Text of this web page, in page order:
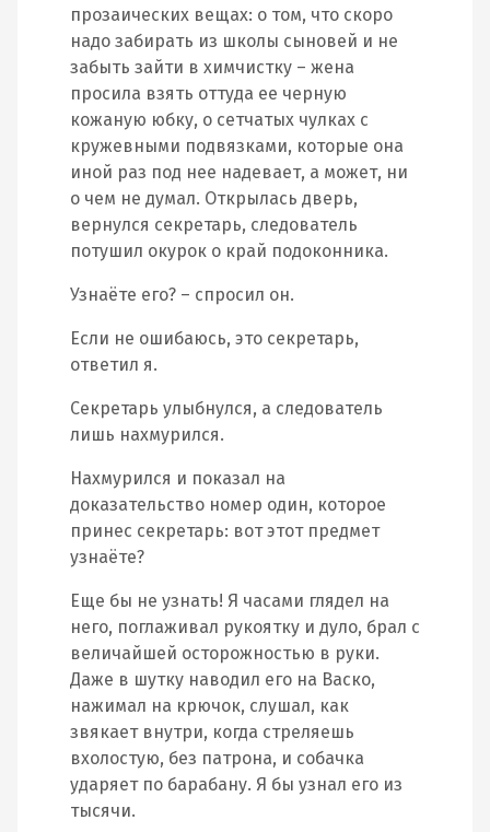
прозаических вещах: о том, что скоро
надо забирать из школы сыновей и не
забыть зайти в химчистку – жена
просила взять оттуда ее черную
кожаную юбку, о сетчатых чулках с
кружевными подвязками, которые она
иной раз под нее надевает, а может, ни
о чем не думал. Открылась дверь,
вернулся секретарь, следователь
потушил окурок о край подоконника.
Узнаёте его? – спросил он.
Если не ошибаюсь, это секретарь,
ответил я.
Секретарь улыбнулся, а следователь
лишь нахмурился.
Нахмурился и показал на
доказательство номер один, которое
принес секретарь: вот этот предмет
узнаёте?
Еще бы не узнать! Я часами глядел на
него, поглаживал рукоятку и дуло, брал с
величайшей осторожностью в руки.
Даже в шутку наводил его на Васко,
нажимал на крючок, слушал, как
звякает внутри, когда стреляешь
вхолостую, без патрона, и собачка
ударяет по барабану. Я бы узнал его из
тысячи.